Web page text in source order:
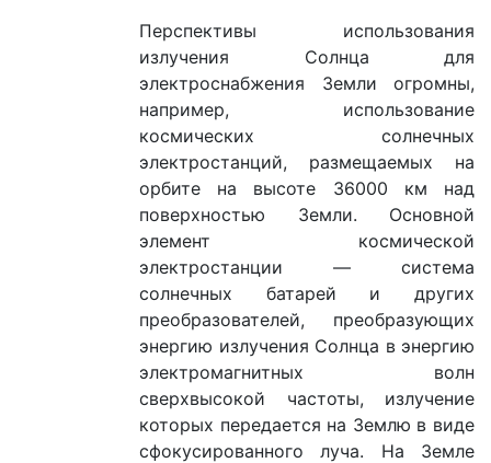
Перспективы использования
излучения Солнца для
электроснабжения Земли огромны,
например, использование
космических солнечных
электростанций, размещаемых на
орбите на высоте 36000 км над
поверхностью Земли. Основной
элемент космической
электростанции — система
солнечных батарей и других
преобразователей, преобразующих
энергию излучения Солнца в энергию
электромагнитных волн
сверхвысокой частоты, излучение
которых передается на Землю в виде
сфокусированного луча. На Земле